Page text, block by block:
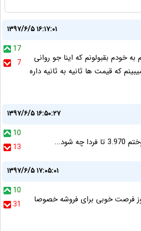
۱۳۹۷/۶/۵ ۱۶:۱۷:۰۱
17
7
خودم بقبولونم که اینا جو روانی
که قیمت ها ثانیه به ثانیه داره
۱۳۹۷/۶/۵ ۱۶:۵۰:۲۷
10
13
شود...
۱۳۹۷/۶/۵ ۱۷:۰۵:۰۱
10
31
فرصت خوبی برای فروشه خصوصا